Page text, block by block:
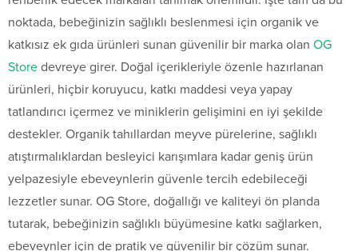
noktada, bebeğinizin sağlıklı beslenmesi için organik ve
katkısız ek gıda ürünleri sunan güvenilir bir marka olan OG
Store devreye girer. Doğal içerikleriyle özenle hazırlanan
ürünleri, hiçbir koruyucu, katkı maddesi veya yapay
tatlandırıcı içermez ve miniklerin gelişimini en iyi şekilde
destekler. Organik tahıllardan meyve pürelerine, sağlıklı
atıştırmalıklardan besleyici karışımlara kadar geniş ürün
yelpazesiyle ebeveynlerin güvenle tercih edebileceği
lezzetler sunar. OG Store, doğallığı ve kaliteyi ön planda
tutarak, bebeğinizin sağlıklı büyümesine katkı sağlarken,
ebeveynler için de pratik ve güvenilir bir çözüm sunar.